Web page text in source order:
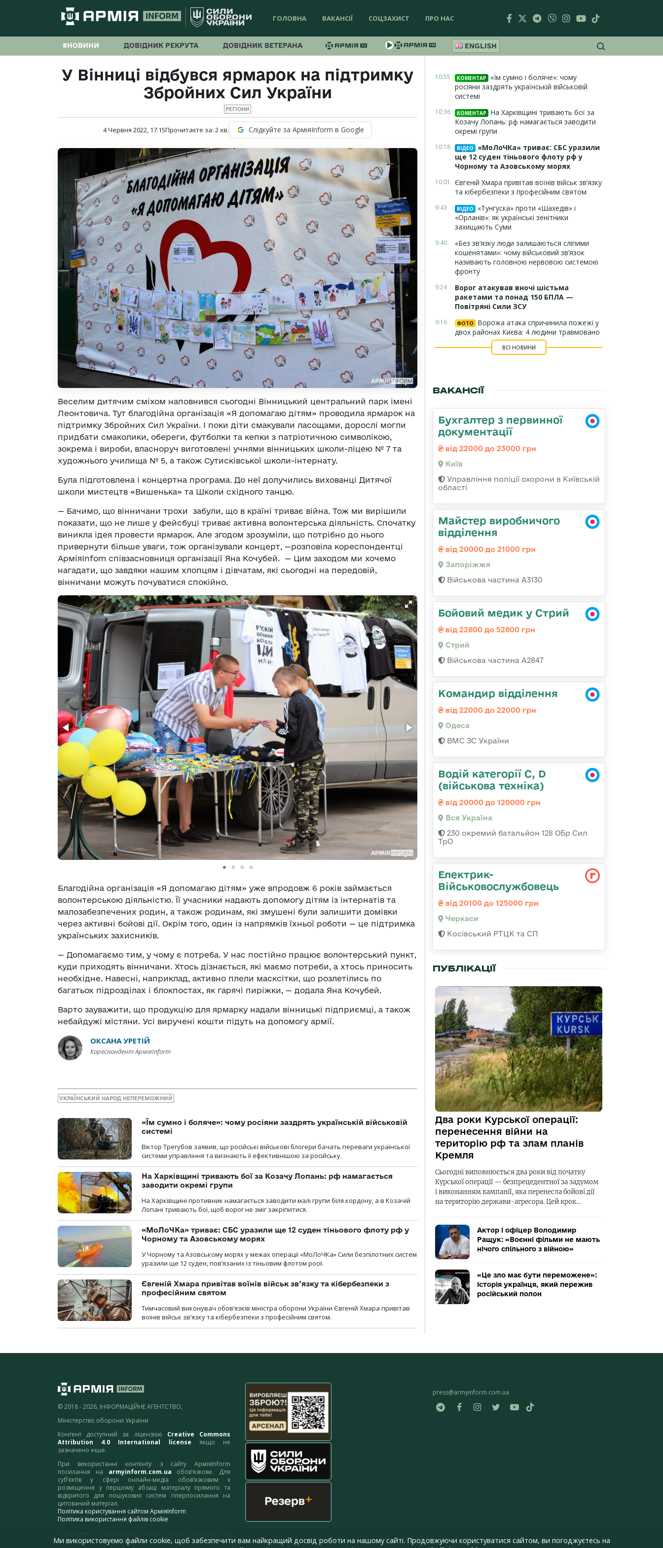
ГОЛОВНА ВАКАНСІЇ СОЦЗАХИСТ ПРО НАС
#НОВИНИ ДОВІДНИК РЕКРУТА ДОВІДНИК ВЕТЕРАНА ENGLISH
У Вінниці відбувся ярмарок на підтримку
Збройних Сил України
РЕГІОНИ
4 Червня 2022, 17:15Прочитаєте за: 2хв. Слідкуйте за АрміяInform в Google
Веселим дитячим сміхом наповнився сьогодні Вінницький центральний парк імені
Леонтовича. Тут благодійна організація «Я допомагаю дітям» проводила ярмарок на
підтримку Збройних Сил України. І поки діти смакували ласощами, дорослі могли
придбати смаколики, обереги, футболки та кепки з патріотичною символікою,
зокрема і вироби, власноруч виготовлені учнями вінницьких школи-ліцею № 7 та
художнього училища № 5, а також Сутисківської школи-інтернату.
Була підготовлена і концертна програма. До неї долучились вихованці Дитячої
школи мистецтв «Вишенька» та Школи східного танцю.
— Бачимо, що вінничани трохи забули, що в країні триває війна. Тож ми вирішили
показати, що не лише у фейсбуці триває активна волонтерська діяльність. Спочатку
виникла ідея провести ярмарок. Але згодом зрозуміли, що потрібно до нього
привернути більше уваги, тож організували концерт, —розповіла кореспондентці
АрміяInfom співзасновниця організації Яна Кочубей. — Цим заходом ми хочемо
нагадати, що завдяки нашим хлопцям і дівчатам, які сьогодні на передовій,
вінничани можуть почуватися спокійно.
Благодійна організація «Я допомагаю дітям» уже впродовж 6 років займається
волонтерською діяльністю. Її учасники надають допомогу дітям із інтернатів та
малозабезпечених родин, а також родинам, які змушені були залишити домівки
через активні бойові дії. Окрім того, один із напрямків їхньої роботи — це підтримка
українських захисників.
— Допомагаємо тим, у чому є потреба. У нас постійно працює волонтерський пункт,
куди приходять вінничани. Хтось дізнається, які маємо потреби, а хтось приносить
необхідне. Навесні, наприклад, активно плели масксітки, що розлетілись по
багатьох підрозділах і блокпостах, як гарячі пиріжки, — додала Яна Кочубей.
Варто зауважити, що продукцію для ярмарку надали вінницькі підприємці, а також
небайдужі містяни. Усі виручені кошти підуть на допомогу армії.
ОКСАНА УРЕТІЙ
Кореспондент АрміяInform
УКРАЇНСЬКИЙ НАРОД НЕПЕРЕМОЖНИЙ
«Їм сумно і боляче»: чому росіяни заздрять українській військовій
системі
Віктор Трегубов заявив, що російські військові блогери бачать переваги української
системи управління та визнають її ефективнішою за російську.
На Харківщині тривають бої за Козачу Лопань: рф намагається
заводити окремі групи
На Харківщині противник намагається заводити малі групи біля кордону, а в Козачій
Лопані тривають бої, щоб ворог не зміг закріпитися.
«МоЛоЧКа» триває: СБС уразили ще 12 суден тіньового флоту рф у
Чорному та Азовському морях
У Чорному та Азовському морях у межах операції «МоЛоЧКа» Сили безпілотних систем
уразили ще 12 суден, пов’язаних із тіньовим флотом росії.
Євгеній Хмара привітав воїнів військ зв’язку та кібербезпеки з
професійним святом
Тимчасовий виконувач обов’язків міністра оборони України Євгеній Хмара привітав
воїнів військ зв’язку та кібербезпеки з професійним святом.
10:55 КОМЕНТАР
«Їм сумно і боляче»: чому
росіяни заздрять українській військовій
системі
10:36 КОМЕНТАР
На Харківщині тривають бої за
Козачу Лопань: рф намагається заводити
окремі групи
10:18 ВІДЕО
«МоЛоЧКа» триває: СБС уразили
ще 12 суден тіньового флоту рф у
Чорному та Азовському морях
10:01
Євгеній Хмара привітав воїнів військ зв’язку
та кібербезпеки з професійним святом
9:43 ВІДЕО
«Тунгуска» проти «Шахедів» і
«Орланів»: як українські зенітники
захищають Суми
9:40
«Без зв’язку люди залишаються сліпими
кошенятами»: чому військовий зв’язок
називають головною нервовою системою
фронту
9:24
Ворог атакував вночі шістьма
ракетами та понад 150 БПЛА —
Повітряні Сили ЗСУ
9:16 ФОТО
Ворожа атака спричинила пожежі у
двох районах Києва: 4 людини травмовано
ВСІ НОВИНИ
ВАКАНСІЇ
Бухгалтер з первинної
документації
від 22000 до 23000 грн
Київ
Управління поліції охорони в Київській
області
Майстер виробничого
відділення
від 20000 до 21000 грн
Запоріжжя
Військова частина А3130
Бойовий медик у Стрий
від 22800 до 52800 грн
Стрий
Військова частина А2847
Командир відділення
від 22000 до 22000 грн
Одеса
ВМС ЗС України
Водій категорії C, D
(військова техніка)
від 20000 до 120000 грн
Вся Україна
230 окремий батальйон 128 ОБр Сил
ТрО
Електрик-
Військовослужбовець
від 20100 до 125000 грн
Черкаси
Косівський РТЦК та СП
ПУБЛІКАЦІЇ
Два роки Курської операції:
перенесення війни на
територію рф та злам планів
Кремля
Сьогодні виповнюється два роки від початку
Курської операції — безпрецедентної за задумом
і виконанням кампанії, яка перенесла бойові дії
на територію держави-агресора. Цей крок…
Актор і офіцер Володимир
Ращук: «Воєнні фільми не мають
нічого спільного з війною»
«Це зло має бути переможене»:
історія українця, який пережив
російський полон
© 2018 - 2026, ІНФОРМАЦІЙНЕ АГЕНТСТВО,
Міністерство оборони України
Контент доступний за ліцензією Creative Commons
Attribution 4.0 International license якщо не
зазначено інше.
При використанні контенту з сайту АрміяInform
посилання на armyinform.com.ua обов’язкове. Для
суб’єктів у сфері онлайн-медіа обов’язковим є
розміщення у першому абзаці матеріалу прямого та
відкритого для пошукових систем гіперпосилання на
цитований матеріал.
Політика користування сайтом АрміяInform
Політика використання файлів cookie
адресу:webmaster@armyinform.com.ua
press@armyinform.com.ua
Ми використовуємо файли cookie, щоб забезпечити вам найкращий досвід роботи на нашому сайті. Продовжуючи користуватися сайтом, ви погоджуєтесь на